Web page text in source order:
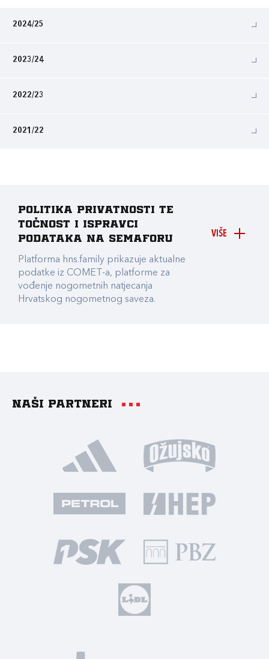
2024/25
2023/24
2022/23
2021/22
VIŠE
Politika privatnosti te
točnost i ispravci
podataka na Semaforu
Platforma hns.family prikazuje aktualne
podatke iz COMET-a, platforme za
vođenje nogometnih natjecanja
Hrvatskog nogometnog saveza.
Naši partneri